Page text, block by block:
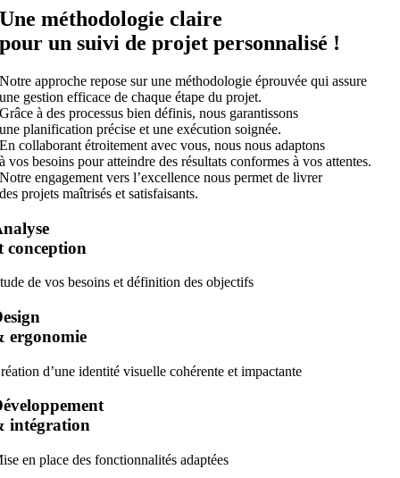
Une méthodologie claire
pour un suivi de projetpersonnalisé !
Notre approche repose sur une méthodologie éprouvée qui assure
une gestion efficace de chaque étape du projet.
Grâce à des processus bien définis, nous garantissons
une planification précise et une exécution soignée.
En collaborant étroitement avec vous, nous nous adaptons
à vos besoins pour atteindre des résultats conformes à vos attentes.
Notre engagement vers l’excellence nous permet de livrer
des projets maîtrisés et satisfaisants.
conception
de vos besoins et définition des objectifs
ergonomie
d’une identité visuelle cohérente et impactante
intégration
en place des fonctionnalités adaptées